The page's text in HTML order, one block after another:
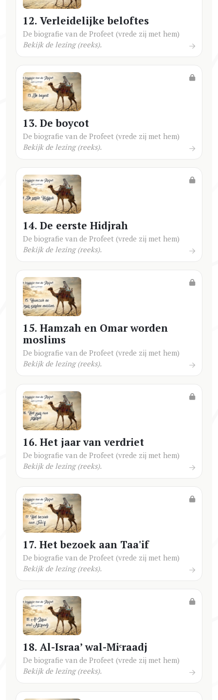
12. Verleidelijke beloftes
De biografie van de Profeet (vrede zij met hem)
Bekijk de lezing (reeks).
13. De boycot
De biografie van de Profeet (vrede zij met hem)
Bekijk de lezing (reeks).
14. De eerste Hidjrah
De biografie van de Profeet (vrede zij met hem)
Bekijk de lezing (reeks).
15. Hamzah en Omar worden
moslims
De biografie van de Profeet (vrede zij met hem)
Bekijk de lezing (reeks).
16. Het jaar van verdriet
De biografie van de Profeet (vrede zij met hem)
Bekijk de lezing (reeks).
17. Het bezoek aan Taa'if
De biografie van de Profeet (vrede zij met hem)
Bekijk de lezing (reeks).
18. Al-Israa’ wal-Miᶜraadj
De biografie van de Profeet (vrede zij met hem)
Bekijk de lezing (reeks).